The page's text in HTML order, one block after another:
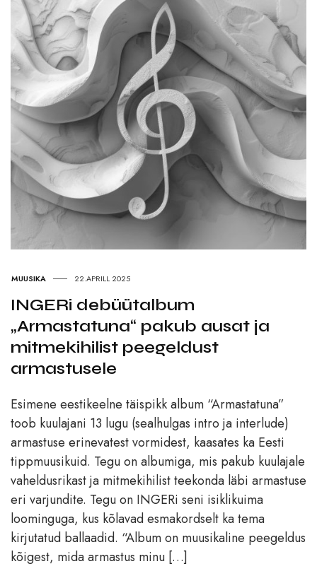
MUUSIKA 22.APRILL 2025
INGERi debüütalbum
„Armastatuna“ pakub ausat ja
mitmekihilist peegeldust
armastusele
Esimene eestikeelne täispikk album “Armastatuna”
toob kuulajani 13 lugu (sealhulgas intro ja interlude)
armastuse erinevatest vormidest, kaasates ka Eesti
tippmuusikuid. Tegu on albumiga, mis pakub kuulajale
vaheldusrikast ja mitmekihilist teekonda läbi armastuse
eri varjundite. Tegu on INGERi seni isiklikuima
loominguga, kus kõlavad esmakordselt ka tema
kirjutatud ballaadid. “Album on muusikaline peegeldus
kõigest, mida armastus minu […]